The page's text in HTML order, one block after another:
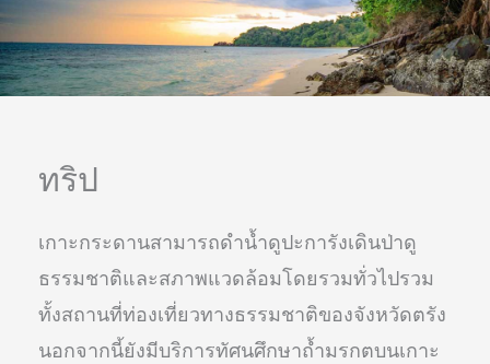
ทริป
เกาะกระดานสามารถดำน้ำดูปะการังเดินป่าดู
ธรรมชาติและสภาพแวดล้อมโดยรวมทั่วไปรวม
ทั้งสถานที่ท่องเที่ยวทางธรรมชาติของจังหวัดตรัง
นอกจากนี้ยังมีบริการทัศนศึกษาถ้ำมรกตบนเกาะ